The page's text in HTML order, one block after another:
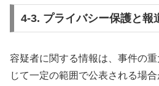
4-3. プライバシー保護と報
容疑者に関する情報は、事件の
じて一定の範囲で公表される場